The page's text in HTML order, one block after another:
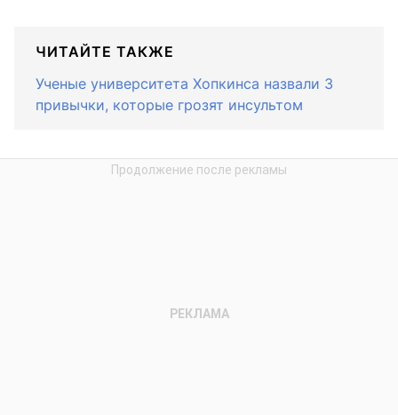
ЧИТАЙТЕ ТАКЖЕ
Ученые университета Хопкинса назвали 3
привычки, которые грозят инсультом